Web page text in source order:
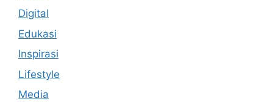
Digital
Edukasi
Inspirasi
Lifestyle
Media